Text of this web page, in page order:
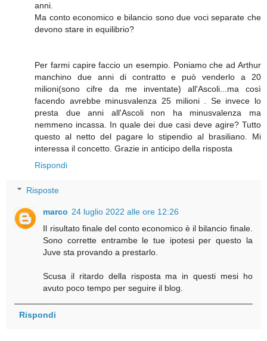
anni.
Ma conto economico e bilancio sono due voci separate che
devono stare in equilibrio?
Per farmi capire faccio un esempio. Poniamo che ad Arthur
manchino due anni di contratto e può venderlo a 20
milioni(sono cifre da me inventate) all'Ascoli...ma così
facendo avrebbe minusvalenza 25 milioni . Se invece lo
presta due anni all'Ascoli non ha minusvalenza ma
nemmeno incassa. In quale dei due casi deve agire? Tutto
questo al netto del pagare lo stipendio al brasiliano. Mi
interessa il concetto. Grazie in anticipo della risposta
Rispondi
Risposte
marco 24 luglio 2022 alle ore 12:26
Il risultato finale del conto economico è il bilancio finale.
Sono corrette entrambe le tue ipotesi per questo la
Juve sta provando a prestarlo.
Scusa il ritardo della risposta ma in questi mesi ho
avuto poco tempo per seguire il blog.
Rispondi